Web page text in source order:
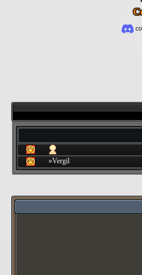
»Vergil